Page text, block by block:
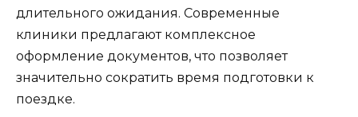
длительного ожидания. Современные
клиники предлагают комплексное
оформление документов, что позволяет
значительно сократить время подготовки к
поездке.